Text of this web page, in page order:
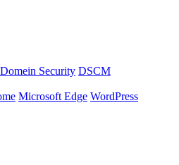
Security DSCM
Microsoft Edge WordPress